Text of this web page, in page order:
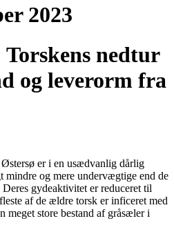
2023
nedtur
og leverorm fra
er i en usædvanlig dårlig
mindre og mere undervægtige end de
gydeaktivitet er reduceret til
af de ældre torsk er inficeret med
meget store bestand af gråsæler i